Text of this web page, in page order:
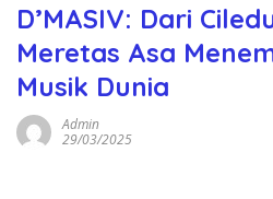
D’MASIV: Dari
Meretas Asa
Musik Dunia
Admin
29/03/2025